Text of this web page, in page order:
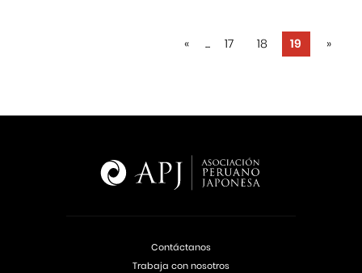
« ... 17 18 19 »
Contáctanos
Trabaja con nosotros